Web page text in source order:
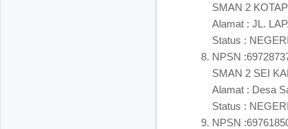
SMAN 2
Alamat : JL.
Status : NEGERI
NPSN
SMAN 2 SEI
Alamat : Desa
Status : NEGERI
NPSN